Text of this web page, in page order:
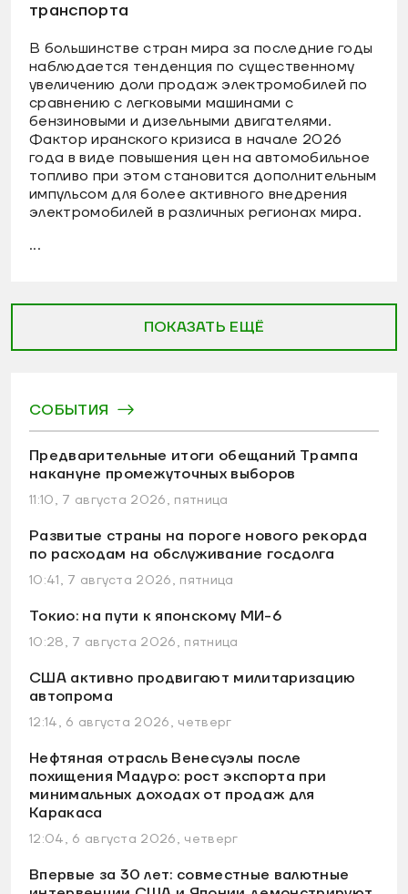
транспорта
В большинстве стран мира за последние годы
наблюдается тенденция по существенному
увеличению доли продаж электромобилей по
сравнению с легковыми машинами с
бензиновыми и дизельными двигателями.
Фактор иранского кризиса в начале 2026
года в виде повышения цен на автомобильное
топливо при этом становится дополнительным
импульсом для более активного внедрения
электромобилей в различных регионах мира.
...
ПОКАЗАТЬ ЕЩЁ
СОБЫТИЯ
Предварительные итоги обещаний Трампа
накануне промежуточных выборов
11:10, 7 августа 2026, пятница
Развитые страны на пороге нового рекорда
по расходам на обслуживание госдолга
10:41, 7 августа 2026, пятница
Токио: на пути к японскому МИ-6
10:28, 7 августа 2026, пятница
США активно продвигают милитаризацию
автопрома
12:14, 6 августа 2026, четверг
Нефтяная отрасль Венесуэлы после
похищения Мадуро: рост экспорта при
минимальных доходах от продаж для
Каракаса
12:04, 6 августа 2026, четверг
Впервые за 30 лет: совместные валютные